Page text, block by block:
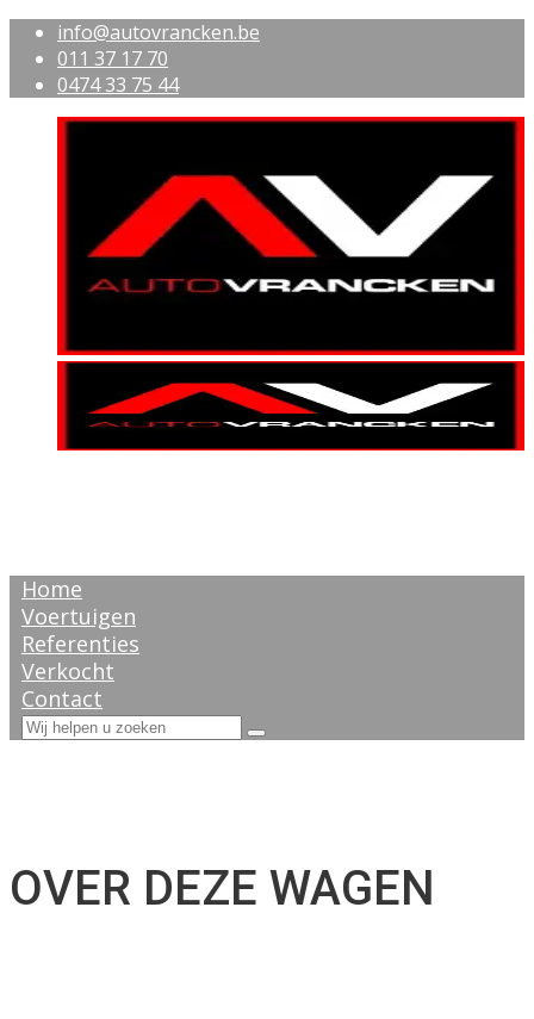
info@autovrancken.be
011 37 17 70
0474 33 75 44
Home
Voertuigen
Referenties
Verkocht
Contact
OVER DEZE WAGEN